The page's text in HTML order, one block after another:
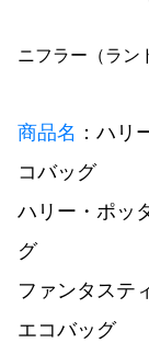
ニフラー（ラン
商品名 ：ハリ
コバッグ
ハリー・ポッ
グ
ファンタステ
エコバッグ